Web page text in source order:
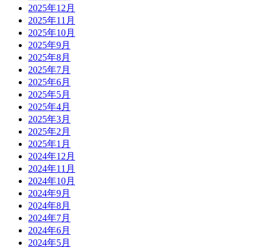
2025年12月
2025年11月
2025年10月
2025年9月
2025年8月
2025年7月
2025年6月
2025年5月
2025年4月
2025年3月
2025年2月
2025年1月
2024年12月
2024年11月
2024年10月
2024年9月
2024年8月
2024年7月
2024年6月
2024年5月